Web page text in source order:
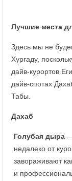
Лучшие места
Здесь мы не
Хургаду,
дайв-курортов
дайв-спотах
Табы.
Дахаб
Голубая дыра
недалеко от
завораживают
и